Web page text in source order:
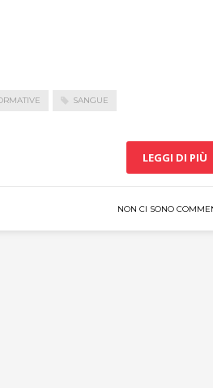
SANGUE
LEGGI DI PIÙ
NON CI SONO